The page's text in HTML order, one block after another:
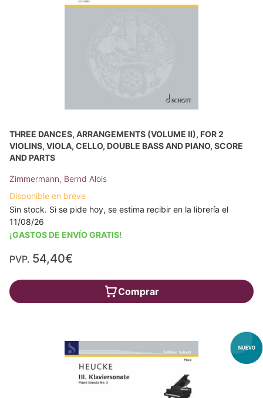
THREE DANCES, ARRANGEMENTS (VOLUME II), FOR 2
VIOLINS, VIOLA, CELLO, DOUBLE BASS AND PIANO, SCORE
AND PARTS
Zimmermann, Bernd Alois
Disponible en breve
Sin stock. Si se pide hoy, se estima recibir en la librería el
11/08/26
¡GASTOS DE ENVÍO GRATIS!
PVP. 54,40€
Comprar